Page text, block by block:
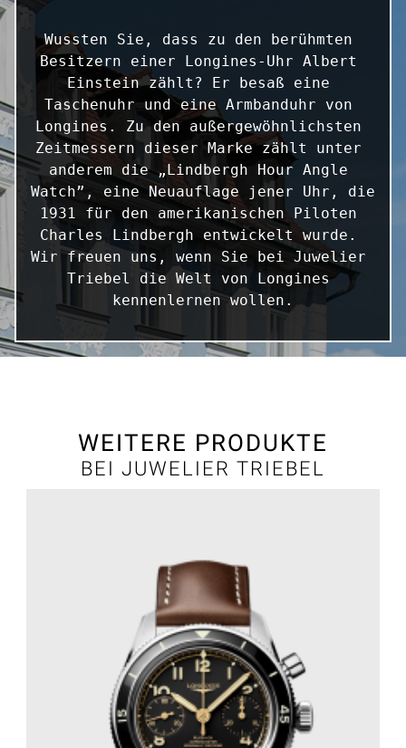
Wussten Sie, dass zu den berühmten
Besitzern einer Longines-Uhr Albert
Einstein zählt? Er besaß eine
Taschenuhr und eine Armbanduhr von
Longines. Zu den außergewöhnlichsten
Zeitmessern dieser Marke zählt unter
anderem die „Lindbergh Hour Angle
Watch”, eine Neuauflage jener Uhr, die
1931 für den amerikanischen Piloten
Charles Lindbergh entwickelt wurde.
Wir freuen uns, wenn Sie bei Juwelier
Triebel die Welt von Longines
kennenlernen wollen.
WEITERE PRODUKTE
BEI JUWELIER TRIEBEL